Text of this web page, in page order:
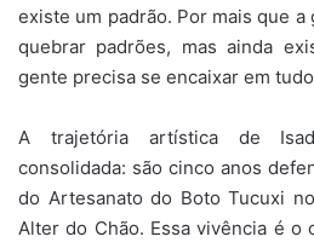
existe um padrão. Por mais que
quebrar padrões, mas ainda
gente precisa se encaixar em
A trajetória artística de
consolidada: são cinco anos
do Artesanato do Boto Tucuxi
Alter do Chão. Essa vivência é o